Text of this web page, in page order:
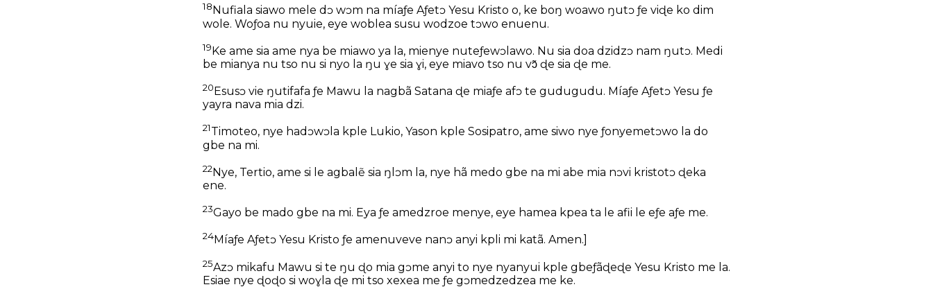
18 Nufiala siawo mele dɔ wɔm na míaƒe Aƒetɔ Yesu Kristo o, ke boŋ woawo ŋutɔ ƒe viɖe ko dim
wole. Woƒoa nu nyuie, eye woblea susu wodzoe tɔwo enuenu.
19Ke ame sia ame nya be miawo ya la, mienye nuteƒewɔlawo. Nu sia doa dzidzɔ nam ŋutɔ. Medi
be mianya nu tso nu si nyo la ŋu ɣe sia ɣi, eye miavo tso nu vɔ̃ ɖe sia ɖe me.
20 Esusɔ vie ŋutifafa ƒe Mawu la nagbã Satana ɖe miaƒe afɔ te gudugudu. Míaƒe Aƒetɔ Yesu ƒe
yayra nava mia dzi.
21Timoteo, nye hadɔwɔla kple Lukio, Yason kple Sosipatro, ame siwo nye ƒonyemetɔwo la do
gbe na mi.
22Nye, Tertio, ame si le agbalẽ sia ŋlɔm la, nye hã medo gbe na mi abe mia nɔvi kristotɔ ɖeka
ene.
23Gayo be mado gbe na mi. Eya ƒe amedzroe menye, eye hamea kpea ta le afii le eƒe aƒe me.
24Míaƒe Aƒetɔ Yesu Kristo ƒe amenuveve nanɔ anyi kpli mi katã. Amen.]
25Azɔ mikafu Mawu si te ŋu ɖo mia gɔme anyi to nye nyanyui kple gbeƒãɖeɖe Yesu Kristo me la.
Esiae nye ɖoɖo si woɣla ɖe mi tso xexea me ƒe gɔmedzedzea me ke.